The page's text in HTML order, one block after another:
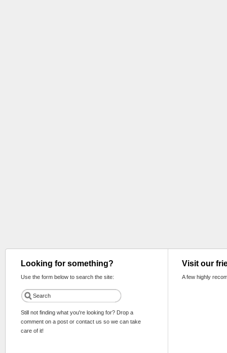
Looking for something?
Use the form below to search the site:
Still not finding what you're looking for? Drop a
comment on a post or contact us so we can take
care of it!
Visit our
A few highly